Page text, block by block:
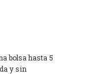
bolsa hasta 5
y sin